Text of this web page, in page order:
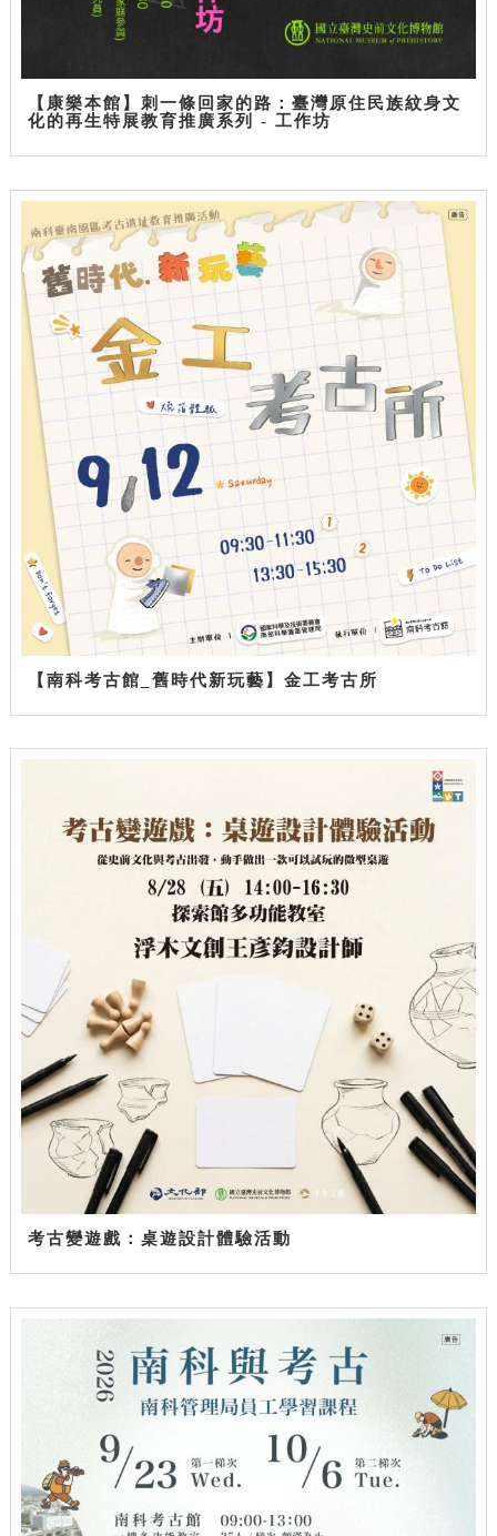
【康樂本館】刺一條回家的路：臺灣原住民族紋身文
化的再生特展教育推廣系列 - 工作坊
【南科考古館_舊時代新玩藝】金工考古所
考古變遊戲：桌遊設計體驗活動